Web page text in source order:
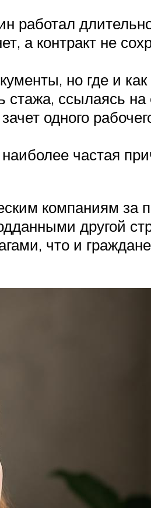
работал
а контракт не
но где и как
ссылаясь на
одного
частая
компаниям за
другой
что и